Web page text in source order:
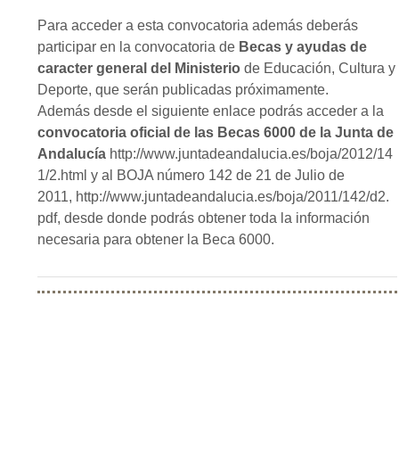
Para acceder a esta convocatoria además deberás
participar en la convocatoria de Becas y ayudas de
caracter general del Ministerio de Educación, Cultura y
Deporte, que serán publicadas próximamente.
Además desde el siguiente enlace podrás acceder a la
convocatoria oficial de las Becas 6000 de la Junta de
Andalucía http://www.juntadeandalucia.es/boja/2012/14
1/2.html y al BOJA número 142 de 21 de Julio de
2011, http://www.juntadeandalucia.es/boja/2011/142/d2.
pdf, desde donde podrás obtener toda la información
necesaria para obtener la Beca 6000.